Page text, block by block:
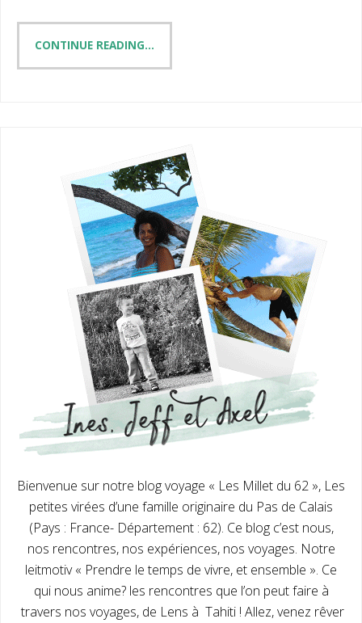
CONTINUE READING...
Bienvenue sur notre blog voyage « Les Millet du 62 », Les
petites virées d’une famille originaire du Pas de Calais
(Pays : France- Département : 62). Ce blog c’est nous,
nos rencontres, nos expériences, nos voyages. Notre
leitmotiv « Prendre le temps de vivre, et ensemble ». Ce
qui nous anime? les rencontres que l’on peut faire à
travers nos voyages, de Lens à Tahiti ! Allez, venez rêver